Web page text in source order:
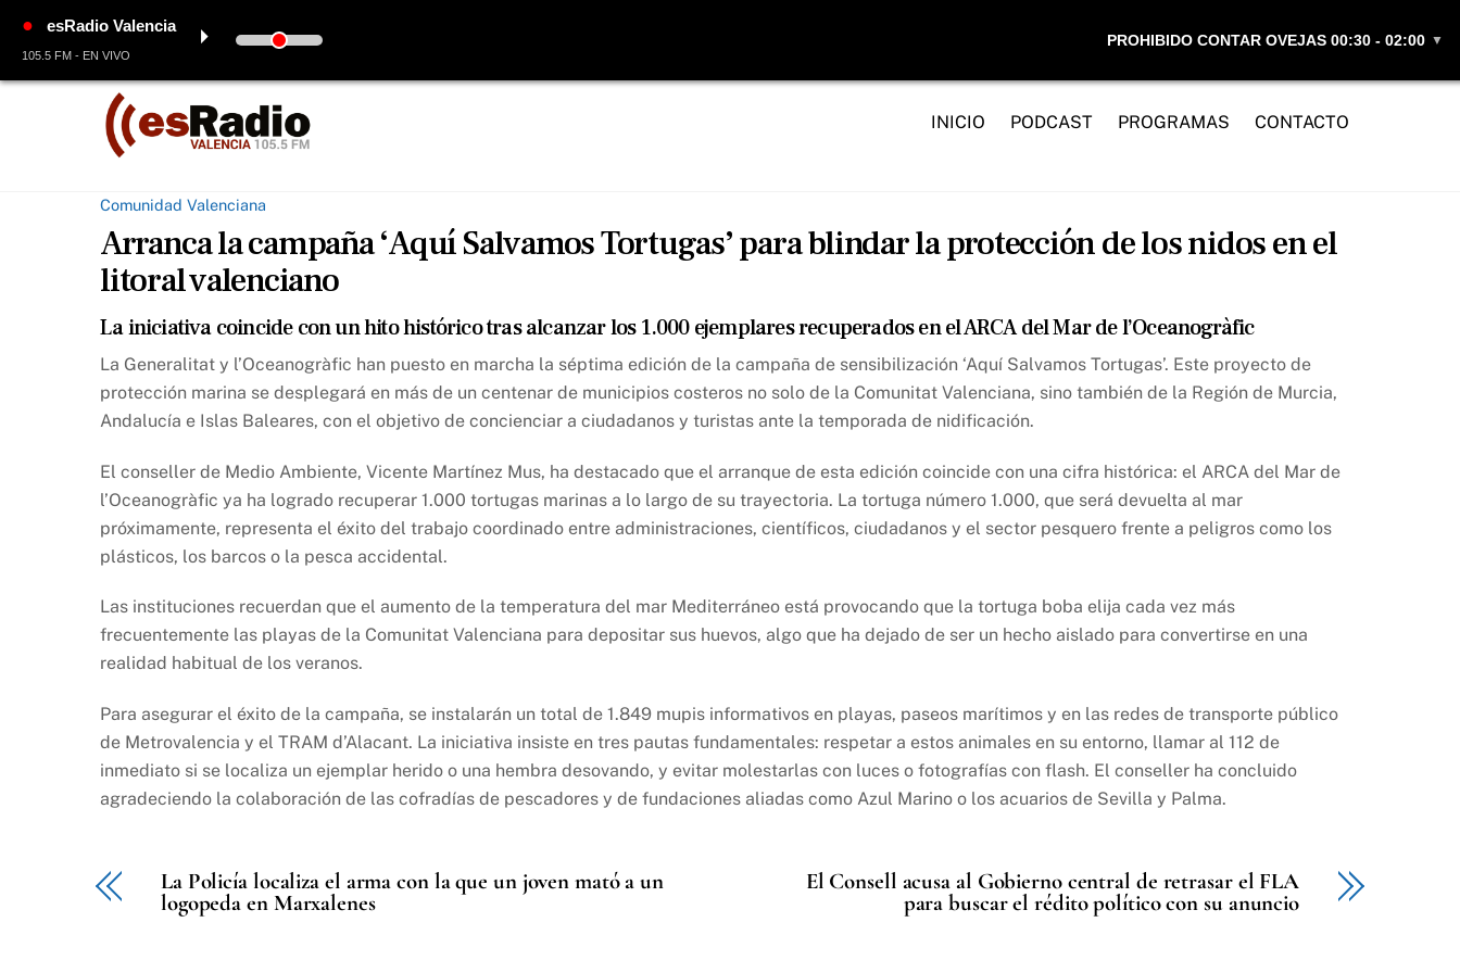
Skip
● esRadio Valencia
105.5 FM - EN VIVO
⏵ PROHIBIDO CONTAR OVEJAS 00:30 - 02:00 ▼
INICIO PODCAST PROGRAMAS CONTACTO
Comunidad Valenciana
Arranca la campaña ‘Aquí Salvamos Tortugas’ para blindar la protección de los nidos en el
litoral valenciano
La iniciativa coincide con un hito histórico tras alcanzar los 1.000 ejemplares recuperados en el ARCA del Mar de l’Oceanogràfic
La Generalitat y l’Oceanogràfic han puesto en marcha la séptima edición de la campaña de sensibilización ‘Aquí Salvamos Tortugas’. Este proyecto de
protección marina se desplegará en más de un centenar de municipios costeros no solo de la Comunitat Valenciana, sino también de la Región de Murcia,
Andalucía e Islas Baleares, con el objetivo de concienciar a ciudadanos y turistas ante la temporada de nidificación.
El conseller de Medio Ambiente, Vicente Martínez Mus, ha destacado que el arranque de esta edición coincide con una cifra histórica: el ARCA del Mar de
l’Oceanogràfic ya ha logrado recuperar 1.000 tortugas marinas a lo largo de su trayectoria. La tortuga número 1.000, que será devuelta al mar
próximamente, representa el éxito del trabajo coordinado entre administraciones, científicos, ciudadanos y el sector pesquero frente a peligros como los
plásticos, los barcos o la pesca accidental.
Las instituciones recuerdan que el aumento de la temperatura del mar Mediterráneo está provocando que la tortuga boba elija cada vez más
frecuentemente las playas de la Comunitat Valenciana para depositar sus huevos, algo que ha dejado de ser un hecho aislado para convertirse en una
realidad habitual de los veranos.
Para asegurar el éxito de la campaña, se instalarán un total de 1.849 mupis informativos en playas, paseos marítimos y en las redes de transporte público
de Metrovalencia y el TRAM d’Alacant. La iniciativa insiste en tres pautas fundamentales: respetar a estos animales en su entorno, llamar al 112 de
inmediato si se localiza un ejemplar herido o una hembra desovando, y evitar molestarlas con luces o fotografías con flash. El conseller ha concluido
agradeciendo la colaboración de las cofradías de pescadores y de fundaciones aliadas como Azul Marino o los acuarios de Sevilla y Palma.
La Policía localiza el arma con la que un joven mató a un
logopeda en Marxalenes
El Consell acusa al Gobierno central de retrasar el FLA
para buscar el rédito político con su anuncio